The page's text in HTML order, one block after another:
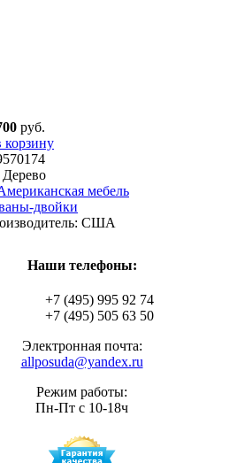
руб.
корзину
Дерево
мебель
двойки
США
Наши телефоны:
+7 (495) 995 92 74
+7 (495) 505 63 50
Электронная почта:
allposuda@yandex.ru
Режим работы:
Пн-Пт с 10-18ч